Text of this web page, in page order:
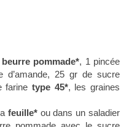
beurre pommade*, 1 pincée
25 gr de sucre
farinetype 45*, les graines
feuille*ou dans un saladier